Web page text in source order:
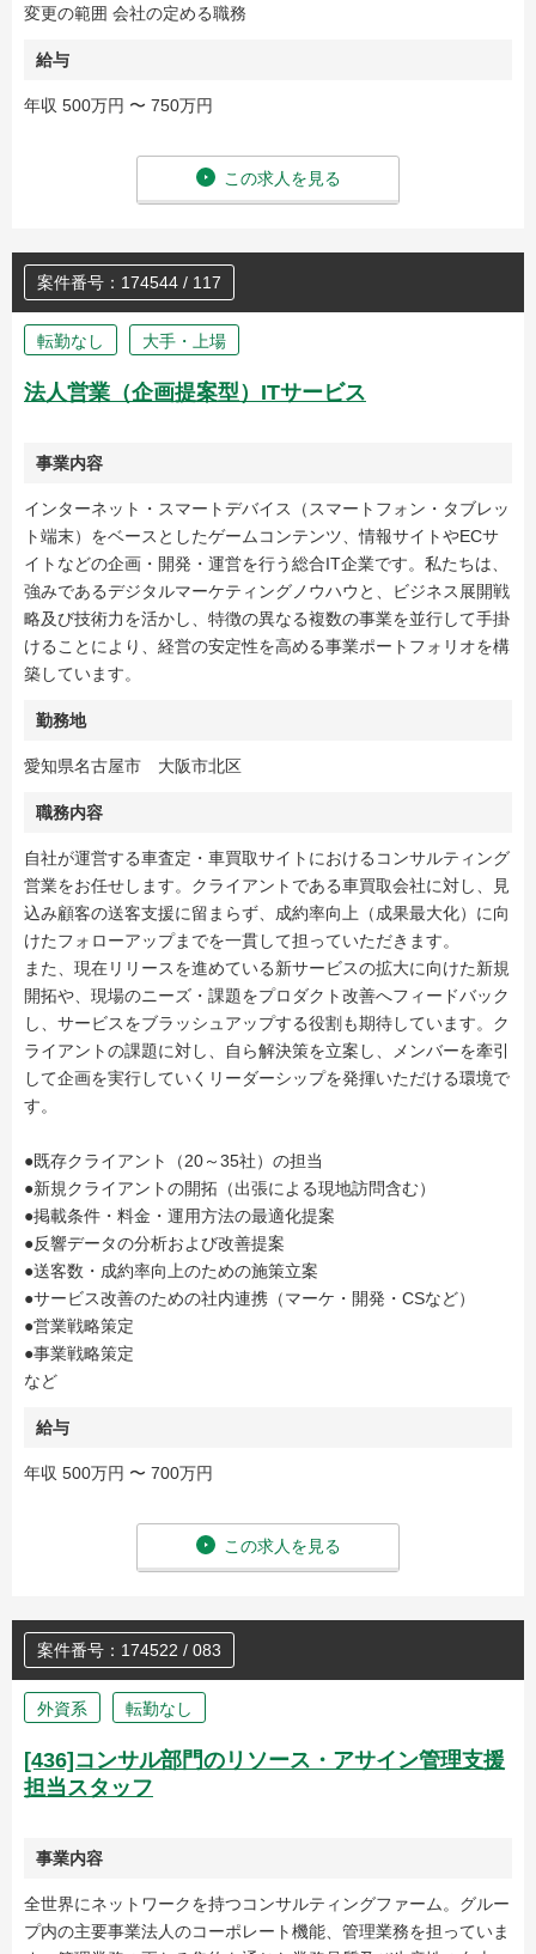
変更の範囲 会社の定める職務
給与
年収 500万円 〜 750万円
この求人を見る
案件番号：174544 / 117
転勤なし 大手・上場
法人営業（企画提案型）ITサービス
事業内容
インターネット・スマートデバイス（スマートフォン・タブレッ
ト端末）をベースとしたゲームコンテンツ、情報サイトやECサ
イトなどの企画・開発・運営を行う総合IT企業です。私たちは、
強みであるデジタルマーケティングノウハウと、ビジネス展開戦
略及び技術力を活かし、特徴の異なる複数の事業を並行して手掛
けることにより、経営の安定性を高める事業ポートフォリオを構
築しています。
勤務地
愛知県名古屋市 大阪市北区
職務内容
自社が運営する車査定・車買取サイトにおけるコンサルティング
営業をお任せします。クライアントである車買取会社に対し、見
込み顧客の送客支援に留まらず、成約率向上（成果最大化）に向
けたフォローアップまでを一貫して担っていただきます。
また、現在リリースを進めている新サービスの拡大に向けた新規
開拓や、現場のニーズ・課題をプロダクト改善へフィードバック
し、サービスをブラッシュアップする役割も期待しています。ク
ライアントの課題に対し、自ら解決策を立案し、メンバーを牽引
して企画を実行していくリーダーシップを発揮いただける環境で
す。
●既存クライアント（20～35社）の担当
●新規クライアントの開拓（出張による現地訪問含む）
●掲載条件・料金・運用方法の最適化提案
●反響データの分析および改善提案
●送客数・成約率向上のための施策立案
●サービス改善のための社内連携（マーケ・開発・CSなど）
●営業戦略策定
●事業戦略策定
など
給与
年収 500万円 〜 700万円
この求人を見る
案件番号：174522 / 083
外資系 転勤なし
[436]コンサル部門のリソース・アサイン管理支援
担当スタッフ
事業内容
全世界にネットワークを持つコンサルティングファーム。グルー
プ内の主要事業法人のコーポレート機能、管理業務を担っていま